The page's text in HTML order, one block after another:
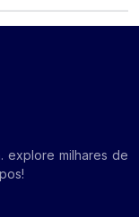
explore milhares de